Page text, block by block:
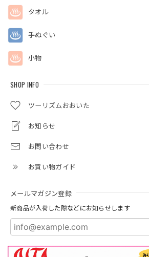
タオル
手ぬぐい
小物
SHOP INFO
ツーリズムおおいた
お知らせ
お問い合わせ
お買い物ガイド
メールマガジン登録
新商品が入荷した際などにお知らせします